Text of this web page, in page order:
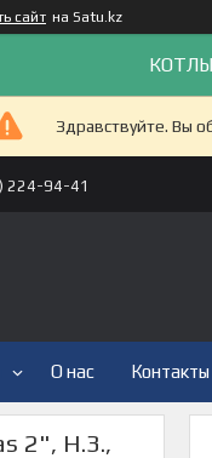
сайт на Satu.kz
Здравствуйте. Вы
224-94-41
О нас Контакты
2", Н.З.,